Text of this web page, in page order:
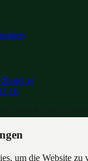
16
um die Website zu